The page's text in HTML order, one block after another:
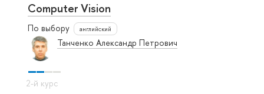
Танченко Александр Петрович
Computer Vision
По выбору английский